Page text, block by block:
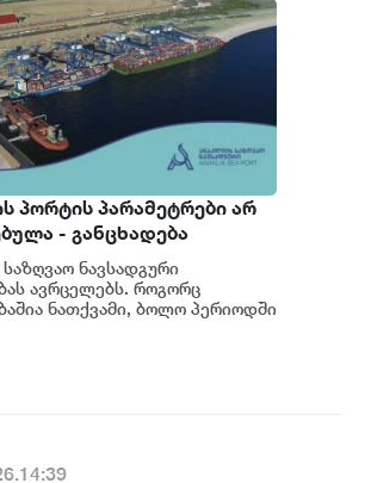
პორტის პარამეტრები არ
- განცხადება
ნავსადგური
ავრცელებს. როგორც
ნათქვამი, ბოლო პერიოდში